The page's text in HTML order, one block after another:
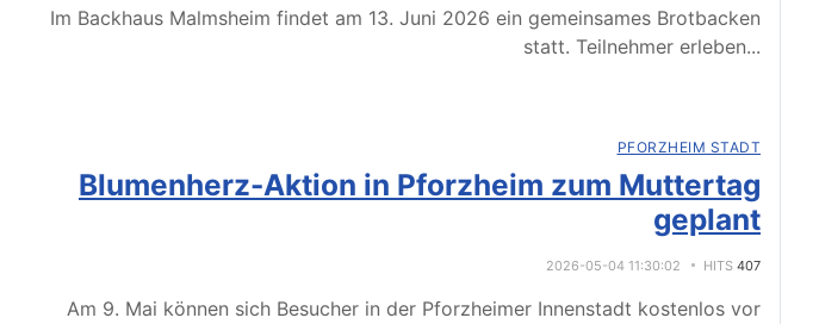
Im Backhaus Malmsheim findet am 13. Juni 2026 ein gemeinsames Brotbacken
statt. Teilnehmer erleben...
PFORZHEIM STADT
Blumenherz-Aktion in Pforzheim zum Muttertag
geplant
2026-05-04 11:30:02 HITS 407
Am 9. Mai können sich Besucher in der Pforzheimer Innenstadt kostenlos vor